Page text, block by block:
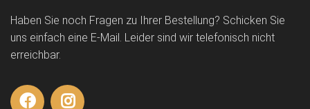
Haben Sie noch Fragen zu Ihrer Bestellung? Schicken Sie
uns einfach eine E-Mail. Leider sind wir telefonisch nicht
erreichbar.